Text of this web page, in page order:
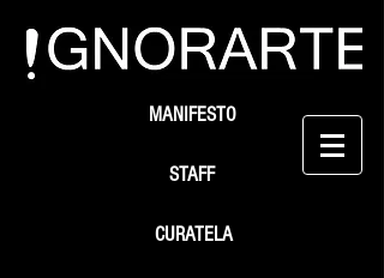
STAFF
MANIFESTO
CURATELA